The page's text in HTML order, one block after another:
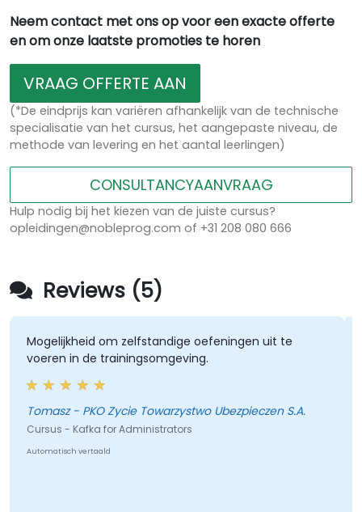
Neem contact met ons op voor een exacte offerte
en om onze laatste promoties te horen
VRAAG OFFERTE AAN
(*De eindprijs kan variëren afhankelijk van de technische
specialisatie van het cursus, het aangepaste niveau, de
methode van levering en het aantal leerlingen)
CONSULTANCYAANVRAAG
Hulp nodig bij het kiezen van de juiste cursus?
opleidingen@nobleprog.com of +31 208 080 666
Reviews (5)
Mogelijkheid om zelfstandige oefeningen uit te
voeren in de trainingsomgeving.
Tomasz - PKO Zycie Towarzystwo Ubezpieczen S.A.
Cursus - Kafka for Administrators
Automatisch vertaald